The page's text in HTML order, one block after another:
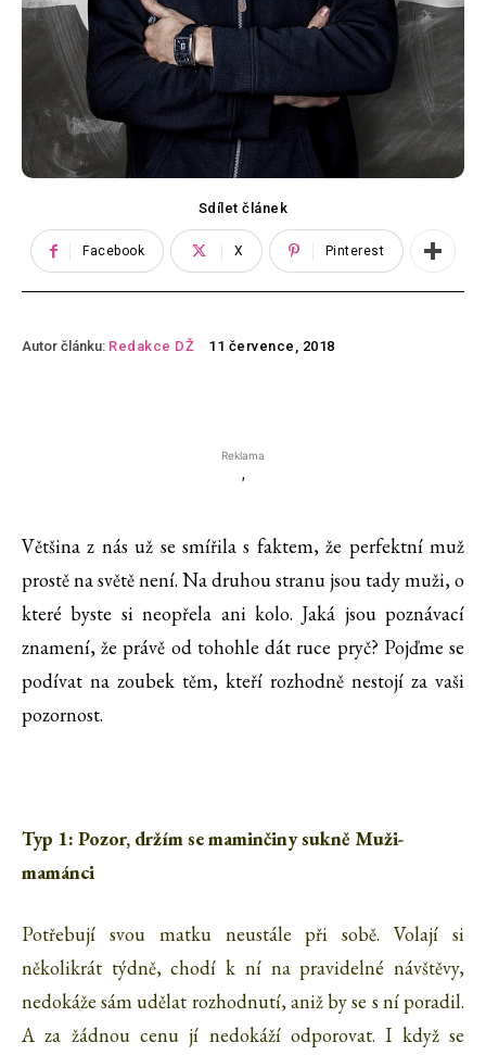
Sdílet článek
Facebook X Pinterest
Autor článku: Redakce DŽ 11 července, 2018
Reklama
'
Většina z nás už se smířila s faktem, že perfektní muž
prostě na světě není. Na druhou stranu jsou tady muži, o
které byste si neopřela ani kolo. Jaká jsou poznávací
znamení, že právě od tohohle dát ruce pryč? Pojďme se
podívat na zoubek těm, kteří rozhodně nestojí za vaši
pozornost.
Typ 1: Pozor, držím se maminčiny sukně Muži-
mamánci
Potřebují svou matku neustále při sobě. Volají si
několikrát týdně, chodí k ní na pravidelné návštěvy,
nedokáže sám udělat rozhodnutí, aniž by se s ní poradil.
A za žádnou cenu jí nedokáží odporovat. I když se